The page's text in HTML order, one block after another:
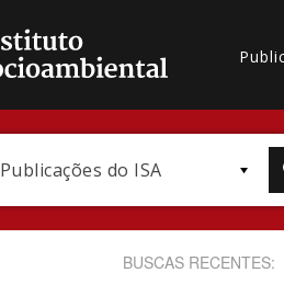
Publicações do ISA
BUSCAS RECENTES: